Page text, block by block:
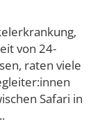
von 24-
raten viele
Safari in